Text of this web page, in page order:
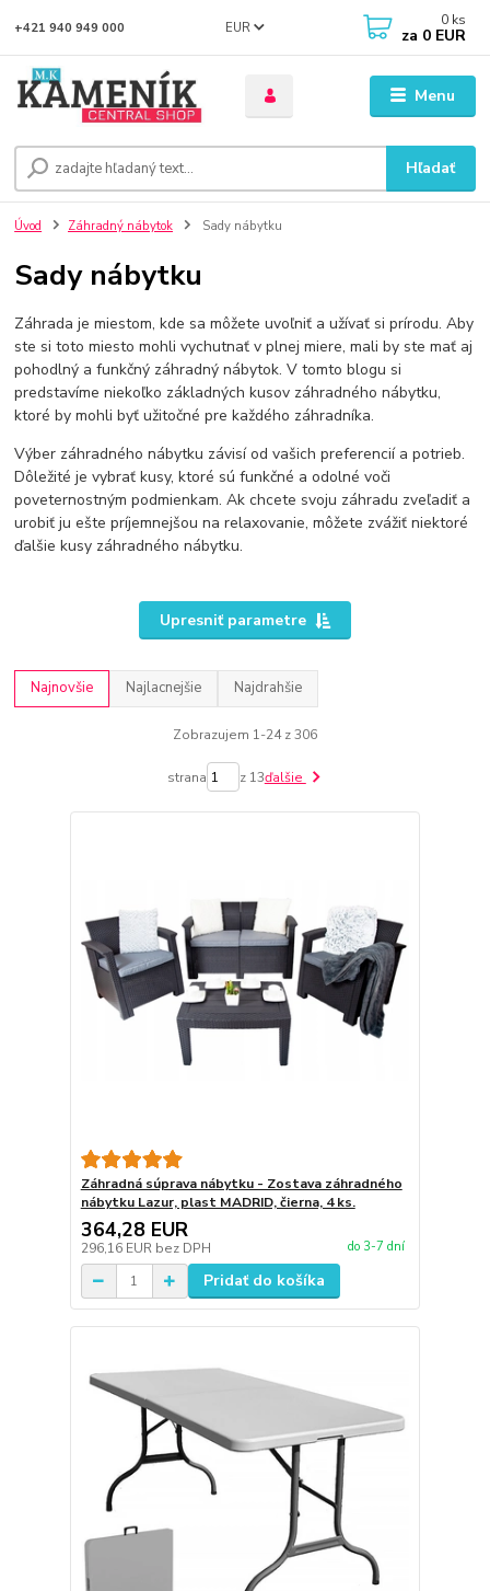
Menu
EUR
Hľadať
+421 940 949 000 0 ks
za 0 EUR
Úvod Záhradný nábytok Sady nábytku
Sady nábytku
Záhrada je miestom, kde sa môžete uvoľniť a užívať si prírodu. Aby
ste si toto miesto mohli vychutnať v plnej miere, mali by ste mať aj
pohodlný a funkčný záhradný nábytok. V tomto blogu si
predstavíme niekoľko základných kusov záhradného nábytku,
ktoré by mohli byť užitočné pre každého záhradníka.
Výber záhradného nábytku závisí od vašich preferencií a potrieb.
Dôležité je vybrať kusy, ktoré sú funkčné a odolné voči
poveternostným podmienkam. Ak chcete svoju záhradu zveľadiť a
urobiť ju ešte príjemnejšou na relaxovanie, môžete zvážiť niektoré
ďalšie kusy záhradného nábytku.
Upresniť parametre
Najnovšie Najlacnejšie Najdrahšie
Zobrazujem 1-24 z 306
strana z 13ďalšie
Záhradná súprava nábytku - Zostava záhradného
nábytku Lazur, plast MADRID, čierna, 4 ks.
364,28 EUR
296,16 EUR bez DPH do 3-7 dní
Pridať do košíka